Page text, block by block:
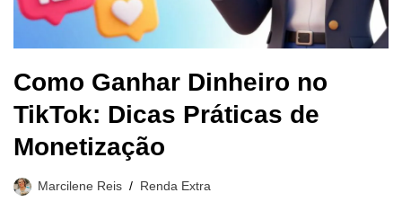
Como Ganhar Dinheiro no
TikTok: Dicas Práticas de
Monetização
Marcilene Reis Renda Extra